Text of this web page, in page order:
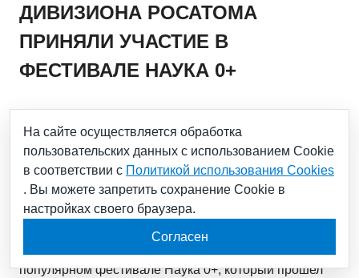
ДИВИЗИОНА РОСАТОМА
ПРИНЯЛИ УЧАСТИЕ В
ФЕСТИВАЛЕ НАУКА 0+
11.10.2021
Екатерина Солнцева, советник ЧУ «Наука и
инновации» и Егор Данилов, начальник лаборатории
синтеза и новых материалов АО «НИИграфит»
выступили с лекциями о современных достижениях
«Росатом» на ключевом мероприятии Года науки и
технологий в России – Всероссийском научно-
популярном фестивале Наука 0+, который прошел
На сайте осуществляется обработка
пользовательских данных с использованием Cookie
в соответствии с Политикой использования Cookies
. Вы можете запретить сохранение Cookie в
настройках своего браузера.
Согласен